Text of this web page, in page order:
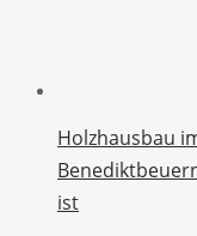
Holzhausbau
ist